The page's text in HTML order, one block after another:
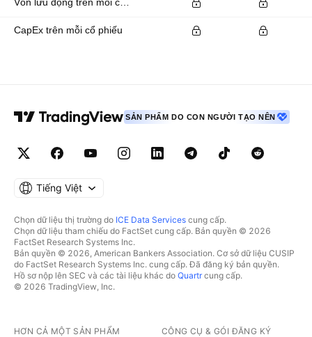
CapEx trên mỗi cổ phiếu
SẢN PHẨM DO CON NGƯỜI TẠO NÊN
Tiếng Việt
Chọn dữ liệu thị trường do ICE Data Services cung cấp.
Chọn dữ liệu tham chiếu do FactSet cung cấp. Bản quyền © 2026
FactSet Research Systems Inc.
Bản quyền © 2026, American Bankers Association. Cơ sở dữ liệu CUSIP
do FactSet Research Systems Inc. cung cấp. Đã đăng ký bản quyền.
Hồ sơ nộp lên SEC và các tài liệu khác do Quartrcung cấp.
© 2026 TradingView, Inc.
HƠN CẢ MỘT SẢN PHẨM CÔNG CỤ & GÓI ĐĂNG KÝ